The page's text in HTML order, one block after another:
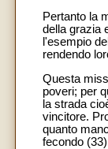
Pertanto la
della grazia
l'esempio
rendendo
Questa
poveri; per
la strada
vincitore.
quanto
fecondo